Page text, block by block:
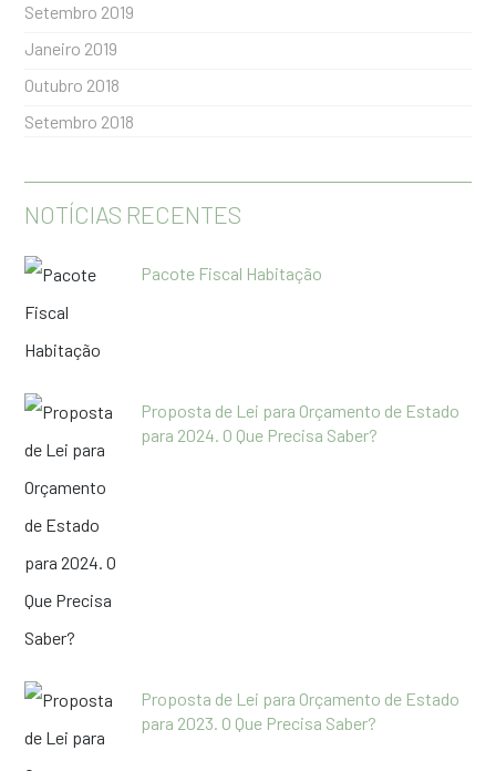
Setembro 2019
Janeiro 2019
Outubro 2018
Setembro 2018
NOTÍCIAS RECENTES
Pacote Fiscal Habitação
Proposta de Lei para Orçamento de Estado
para 2024. O Que Precisa Saber?
Proposta de Lei para Orçamento de Estado
para 2023. O Que Precisa Saber?